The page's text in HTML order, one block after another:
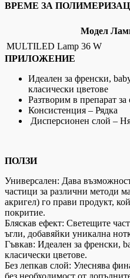
ВРЕМЕ ЗА
Модел
MULTILED Lamp 36 W
ПРИЛОЖЕНИЕ
Идеален за френски,
класически цветове
Разтворим в препарат
Консистенция – Рядка
Дисперсионен слой – Н
ПОЛЗИ
Универсален: Дава
частици за различни методи
акригел) го прави продукт,
покритие.
Бляскав ефект: Светещите
ъгли, добавяйки уникална
Гъвкав: Идеален за френски,
класически цветове.
Без лепкав слой: Улеснява
без необходимост от